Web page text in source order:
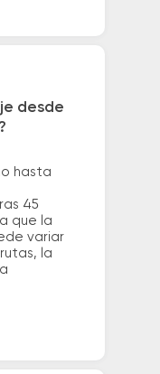
desde
hasta
45
que la
variar
la